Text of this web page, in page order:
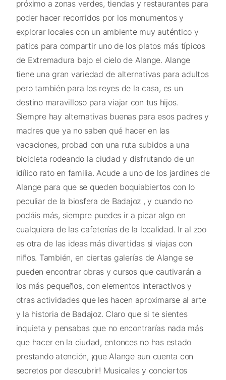
próximo a zonas verdes, tiendas y restaurantes para
poder hacer recorridos por los monumentos y
explorar locales con un ambiente muy auténtico y
patios para compartir uno de los platos más típicos
de Extremadura bajo el cielo de Alange. Alange
tiene una gran variedad de alternativas para adultos
pero también para los reyes de la casa, es un
destino maravilloso para viajar con tus hijos.
Siempre hay alternativas buenas para esos padres y
madres que ya no saben qué hacer en las
vacaciones, probad con una ruta subidos a una
bicicleta rodeando la ciudad y disfrutando de un
idílico rato en familia. Acude a uno de los jardines de
Alange para que se queden boquiabiertos con lo
peculiar de la biosfera de Badajoz , y cuando no
podáis más, siempre puedes ir a picar algo en
cualquiera de las cafeterías de la localidad. Ir al zoo
es otra de las ideas más divertidas si viajas con
niños. También, en ciertas galerías de Alange se
pueden encontrar obras y cursos que cautivarán a
los más pequeños, con elementos interactivos y
otras actividades que les hacen aproximarse al arte
y la historia de Badajoz. Claro que si te sientes
inquieta y pensabas que no encontrarías nada más
que hacer en la ciudad, entonces no has estado
prestando atención, ¡que Alange aun cuenta con
secretos por descubrir! Musicales y conciertos